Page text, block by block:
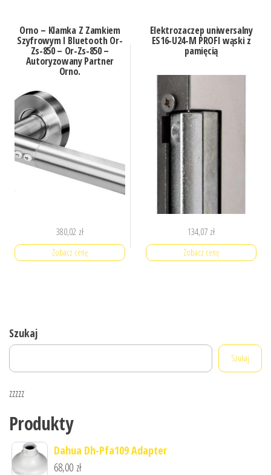
Orno – Klamka Z Zamkiem
Szyfrowym I Bluetooth Or-
Zs-850 – Or-Zs-850 –
Autoryzowany Partner
Orno.
380,02 zł
Zobacz cenę
Elektrozaczep uniwersalny
ES16-U24-M PROFI wąski z
pamięcią
134,07 zł
Zobacz cenę
Szukaj
Szukaj
zzzzz
Produkty
Dahua Dh-Pfa109 Adapter
68,00 zł